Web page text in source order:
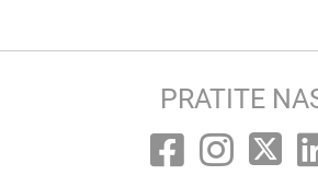
PRATITE